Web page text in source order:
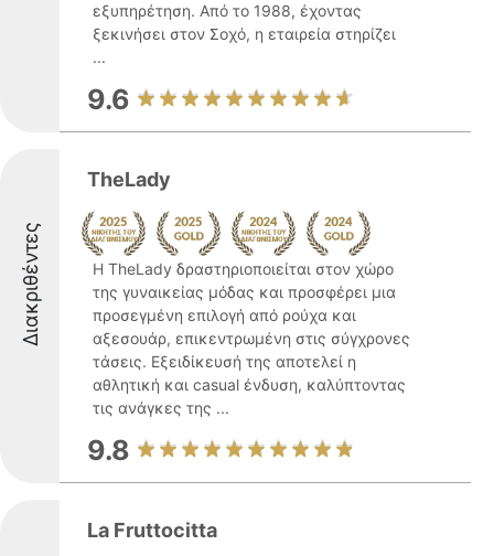
εξυπηρέτηση. Από το 1988, έχοντας
ξεκινήσει στον Σοχό, η εταιρεία στηρίζει
...
9.6
Διακριθέντες
TheLady
Η TheLady δραστηριοποιείται στον χώρο
της γυναικείας μόδας και προσφέρει μια
προσεγμένη επιλογή από ρούχα και
αξεσουάρ, επικεντρωμένη στις σύγχρονες
τάσεις. Εξειδίκευσή της αποτελεί η
αθλητική και casual ένδυση, καλύπτοντας
τις ανάγκες της ...
9.8
La Fruttocitta